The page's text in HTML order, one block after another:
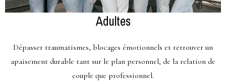
Adultes
Dépasser traumatismes, blocages émotionnels et retrouver un
apaisement durable tant sur le plan personnel, de la relation de
couple que professionnel.